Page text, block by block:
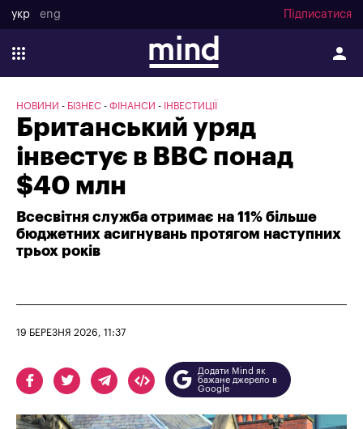
укр eng Підписатися
НОВИНИ БІЗНЕС ФІНАНСИ ІНВЕСТИЦІЇ
Британський уряд
інвестує в BBC понад
$40 млн
Всесвітня служба отримає на 11% більше
бюджетних асигнувань протягом наступних
трьох років
19 БЕРЕЗНЯ 2026, 11:37
Додати Mind як
бажане джерело в
Google